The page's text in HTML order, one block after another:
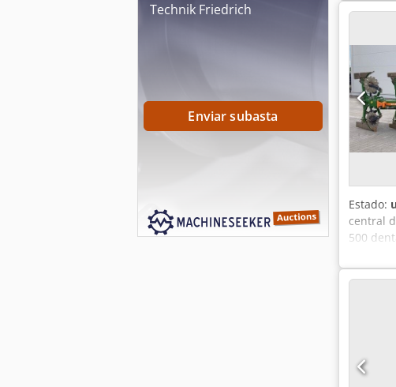
Technik Friedrich
Enviar subasta
Estado:
central
500